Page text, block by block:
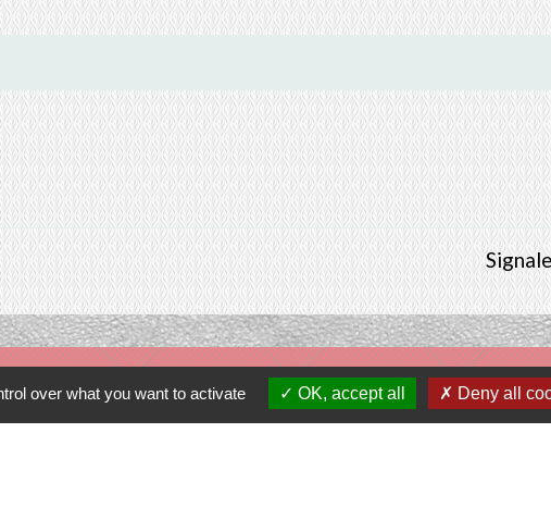
Contacts
Commune de Prunay-Cassereau
over what you want to activate OK, accept all Deny all